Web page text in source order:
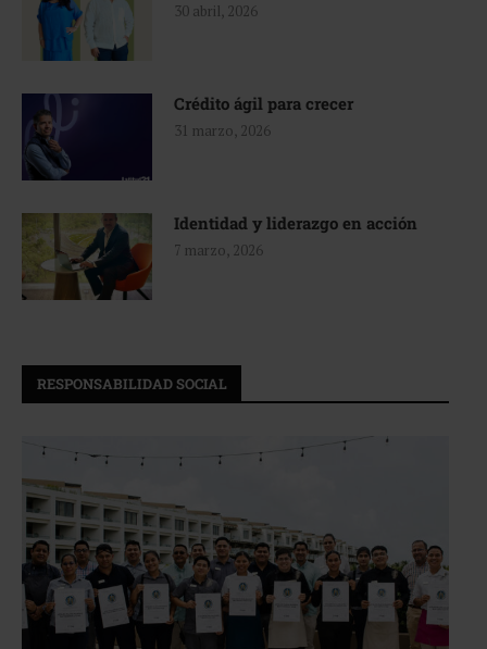
30 abril, 2026
Crédito ágil para crecer
31 marzo, 2026
Identidad y liderazgo en acción
7 marzo, 2026
RESPONSABILIDAD SOCIAL